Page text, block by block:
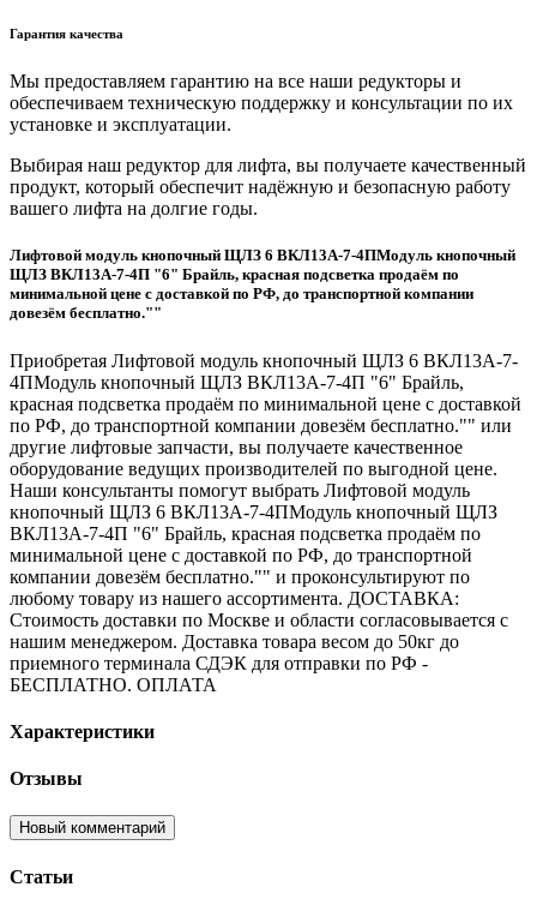
Гарантия качества
Мы предоставляем гарантию на все наши редукторы и
обеспечиваем техническую поддержку и консультации по их
установке и эксплуатации.
Выбирая наш редуктор для лифта, вы получаете качественный
продукт, который обеспечит надёжную и безопасную работу
вашего лифта на долгие годы.
Лифтовой модуль кнопочный ЩЛЗ 6 ВКЛ13А-7-4ПМодуль кнопочный
ЩЛЗ ВКЛ13А-7-4П "6" Брайль, красная подсветка продаём по
минимальной цене с доставкой по РФ, до транспортной компании
довезём бесплатно.""
Приобретая Лифтовой модуль кнопочный ЩЛЗ 6 ВКЛ13А-7-
4ПМодуль кнопочный ЩЛЗ ВКЛ13А-7-4П "6" Брайль,
красная подсветка продаём по минимальной цене с доставкой
по РФ, до транспортной компании довезём бесплатно."" или
другие лифтовые запчасти, вы получаете качественное
оборудование ведущих производителей по выгодной цене.
Наши консультанты помогут выбрать Лифтовой модуль
кнопочный ЩЛЗ 6 ВКЛ13А-7-4ПМодуль кнопочный ЩЛЗ
ВКЛ13А-7-4П "6" Брайль, красная подсветка продаём по
минимальной цене с доставкой по РФ, до транспортной
компании довезём бесплатно."" и проконсультируют по
любому товару из нашего ассортимента. ДОСТАВКА:
Стоимость доставки по Москве и области согласовывается с
нашим менеджером. Доставка товара весом до 50кг до
приемного терминала СДЭК для отправки по РФ -
БЕСПЛАТНО. ОПЛАТА
Характеристики
Отзывы
Новый комментарий
Статьи